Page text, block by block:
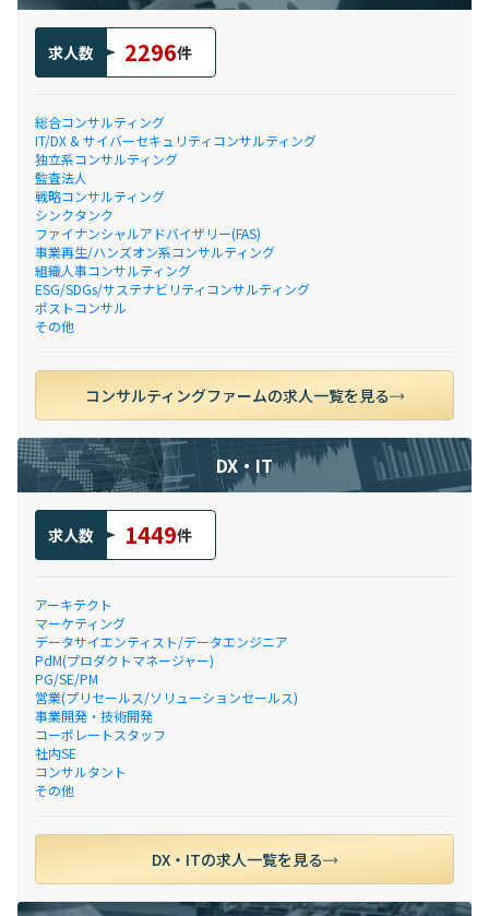
求人数 2296件
総合コンサルティング
IT/DX & サイバーセキュリティコンサルティング
独立系コンサルティング
監査法人
戦略コンサルティング
シンクタンク
ファイナンシャルアドバイザリー(FAS)
事業再生/ハンズオン系コンサルティング
組織人事コンサルティング
ESG/SDGs/サステナビリティコンサルティング
ポストコンサル
その他
コンサルティングファームの求人一覧を見る
DX・IT
求人数 1449件
アーキテクト
マーケティング
データサイエンティスト/データエンジニア
PdM(プロダクトマネージャー)
PG/SE/PM
営業(プリセールス/ソリューションセールス)
事業開発・技術開発
コーポレートスタッフ
社内SE
コンサルタント
その他
DX・ITの求人一覧を見る